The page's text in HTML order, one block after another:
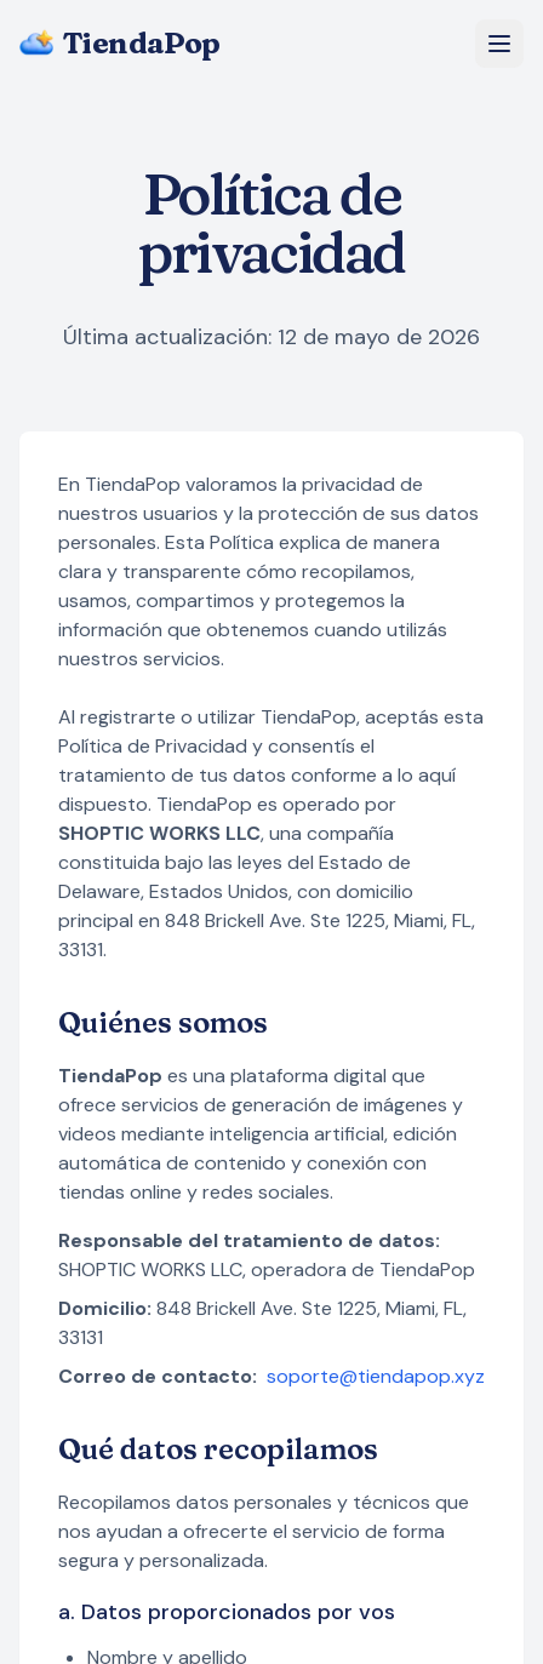
TiendaPop
Preguntas Frecuentes
Política de
privacidad
Última actualización: 12 de mayo de 2026
En TiendaPop valoramos la privacidad de
nuestros usuarios y la protección de sus datos
personales. Esta Política explica de manera
clara y transparente cómo recopilamos,
usamos, compartimos y protegemos la
información que obtenemos cuando utilizás
nuestros servicios.
Al registrarte o utilizar TiendaPop, aceptás esta
Política de Privacidad y consentís el
tratamiento de tus datos conforme a lo aquí
dispuesto. TiendaPop es operado por
SHOPTIC WORKS LLC, una compañía
constituida bajo las leyes del Estado de
Delaware, Estados Unidos, con domicilio
principal en 848 Brickell Ave. Ste 1225, Miami, FL,
33131.
Quiénes somos
TiendaPop es una plataforma digital que
ofrece servicios de generación de imágenes y
videos mediante inteligencia artificial, edición
automática de contenido y conexión con
tiendas online y redes sociales.
Responsable del tratamiento de datos:
SHOPTIC WORKS LLC, operadora de TiendaPop
Domicilio: 848 Brickell Ave. Ste 1225, Miami, FL,
33131
Correo de contacto: soporte@tiendapop.xyz
Qué datos recopilamos
Recopilamos datos personales y técnicos que
nos ayudan a ofrecerte el servicio de forma
segura y personalizada.
a. Datos proporcionados por vos
Nombre y apellido